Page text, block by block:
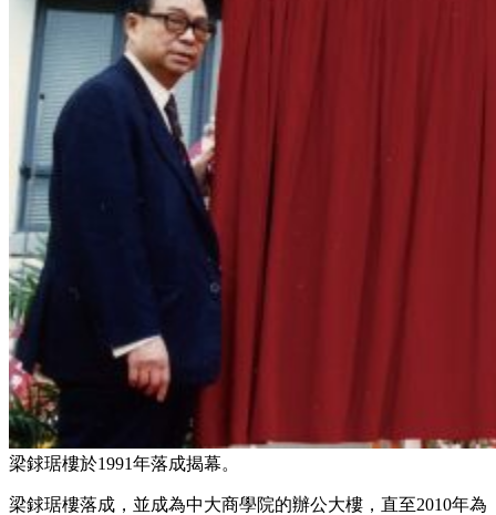
梁銶琚樓於1991年落成揭幕。
梁銶琚樓落成，並成為中大商學院的辦公大樓，直至2010年為